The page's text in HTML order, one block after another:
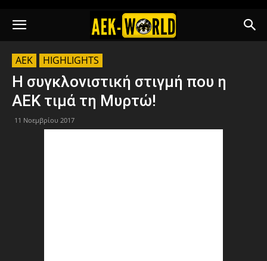
AEK HIGHLIGHTS
Η συγκλονιστική στιγμή που η
ΑΕΚ τιμά τη Μυρτώ!
11 Νοεμβρίου 2017